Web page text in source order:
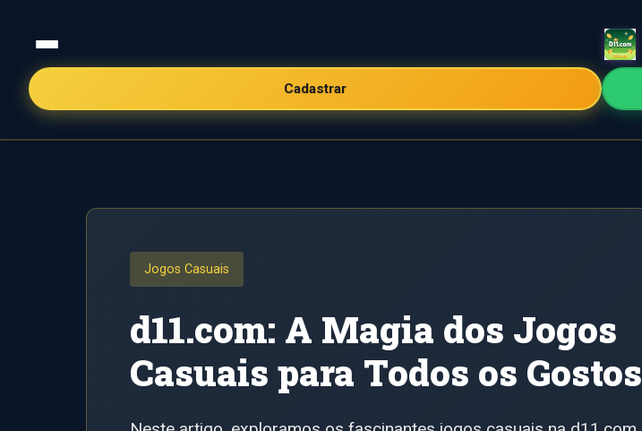
Cadastrar
Jogos Casuais
d11.com: A Magia dos Jogos
Casuais para Todos os Gostos